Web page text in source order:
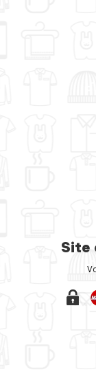
Site